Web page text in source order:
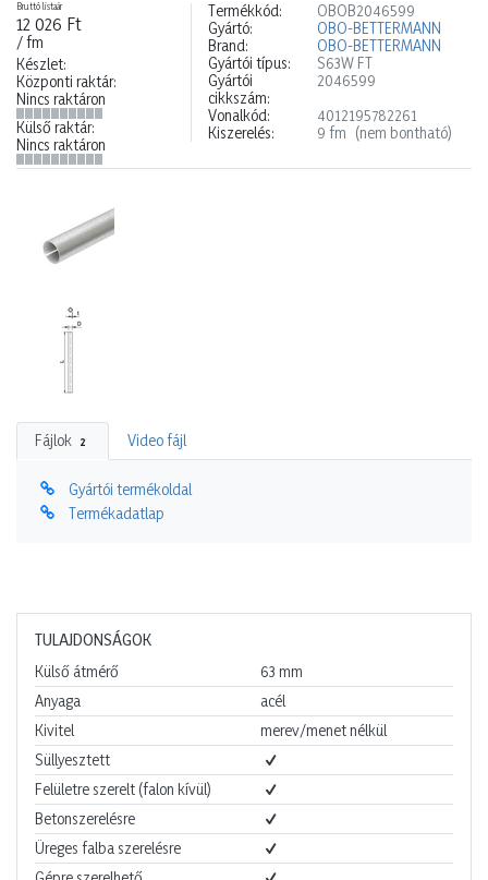
Bruttó listaár
12 026 Ft
/ fm
Készlet:
Központi raktár:
Nincs raktáron
Külső raktár:
Nincs raktáron
Termékkód:
OBOB2046599
Gyártó:
OBO-BETTERMANN
Brand:
OBO-BETTERMANN
Gyártói típus:
S63W FT
Gyártói
cikkszám:
2046599
Vonalkód:
4012195782261
Kiszerelés:
9 fm (nem bontható)
Fájlok 2 Video fájl
Gyártói termékoldal
Termékadatlap
TULAJDONSÁGOK
Külső átmérő
63 mm
Anyaga
acél
Kivitel
merev/menet nélkül
Süllyesztett
Felületre szerelt (falon kívül)
Betonszerelésre
Üreges falba szerelésre